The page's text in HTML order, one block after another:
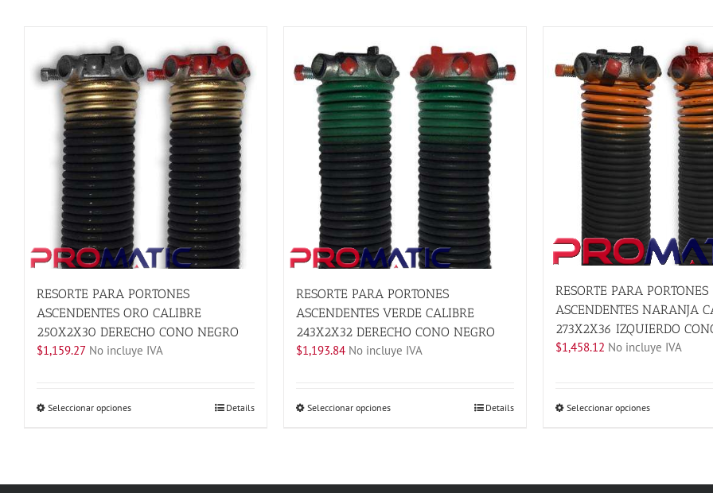
RESORTE PARA PORTONES
ASCENDENTES ORO CALIBRE
250X2X30 DERECHO CONO NEGRO
$1,159.27 No incluye IVA
Seleccionar opcionesEste
Details
RESORTE PARA PORTONES
ASCENDENTES VERDE CALIBRE
243X2X32 DERECHO CONO NEGRO
$1,193.84 No incluye IVA
Seleccionar opcionesEste
Details
RESORTE PARA PORTONES
ASCENDENTES NARANJA
273X2X36 IZQUIERDO
$1,458.12 No incluye IVA
Seleccionar opcionesEste